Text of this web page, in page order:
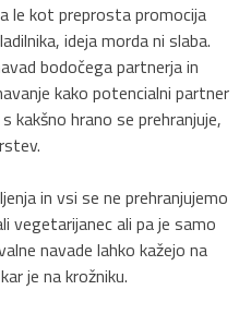
le kot preprosta promocija
ideja morda ni slaba.
bodočega partnerja in
kako potencialni partner
kakšno hrano se prehranjuje,
in vsi se ne prehranjujemo
vegetarijanec ali pa je samo
navade lahko kažejo na
je na krožniku.